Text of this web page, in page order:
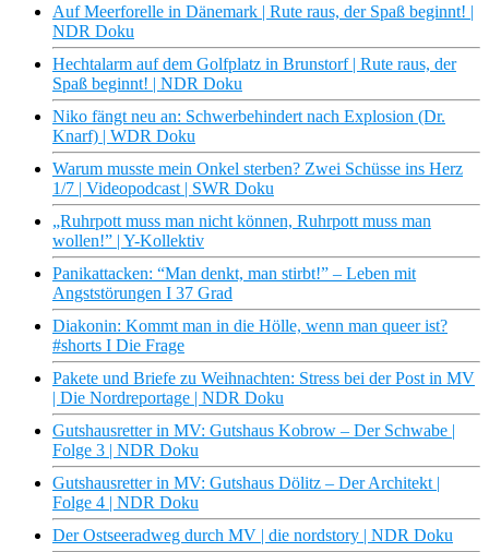
Auf Meerforelle in Dänemark | Rute raus, der Spaß beginnt! |
NDR Doku
Hechtalarm auf dem Golfplatz in Brunstorf | Rute raus, der
Spaß beginnt! | NDR Doku
Niko fängt neu an: Schwerbehindert nach Explosion (Dr.
Knarf) | WDR Doku
Warum musste mein Onkel sterben? Zwei Schüsse ins Herz
1/7 | Videopodcast | SWR Doku
„Ruhrpott muss man nicht können, Ruhrpott muss man
wollen!” | Y-Kollektiv
Panikattacken: “Man denkt, man stirbt!” – Leben mit
Angststörungen I 37 Grad
Diakonin: Kommt man in die Hölle, wenn man queer ist?
#shorts I Die Frage
Pakete und Briefe zu Weihnachten: Stress bei der Post in MV
| Die Nordreportage | NDR Doku
Gutshausretter in MV: Gutshaus Kobrow – Der Schwabe |
Folge 3 | NDR Doku
Gutshausretter in MV: Gutshaus Dölitz – Der Architekt |
Folge 4 | NDR Doku
Der Ostseeradweg durch MV | die nordstory | NDR Doku